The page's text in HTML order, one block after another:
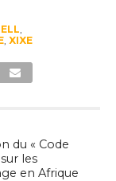
, XIXE
du « Code
les
en Afrique